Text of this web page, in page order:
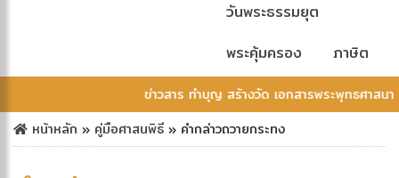
วันพระธรรมยุต
พระคุ้มครอง
ภาษิต
ข่าวสาร ทำบุญ สร้างวัด เอกสารพระพุทธศาสนา
หน้าหลัก » คู่มือศาสนพิธี » คำกล่าวถวายกระทง